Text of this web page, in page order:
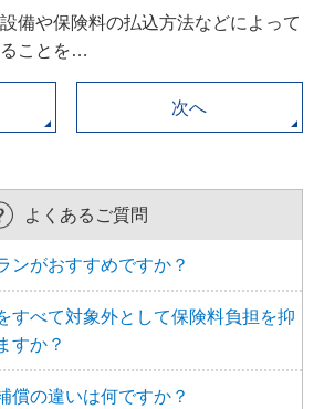
備や保険料の払込方法などによって
ことを…
次へ
よくあるご質問
ンがおすすめですか？
すべて対象外として保険料負担を抑
すか？
償の違いは何ですか？